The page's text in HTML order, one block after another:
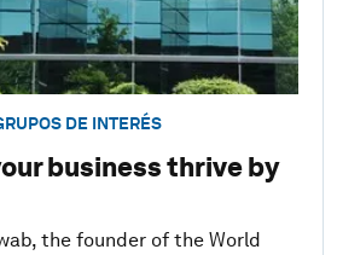
DE INTERÉS
business thrive by
the founder of the World